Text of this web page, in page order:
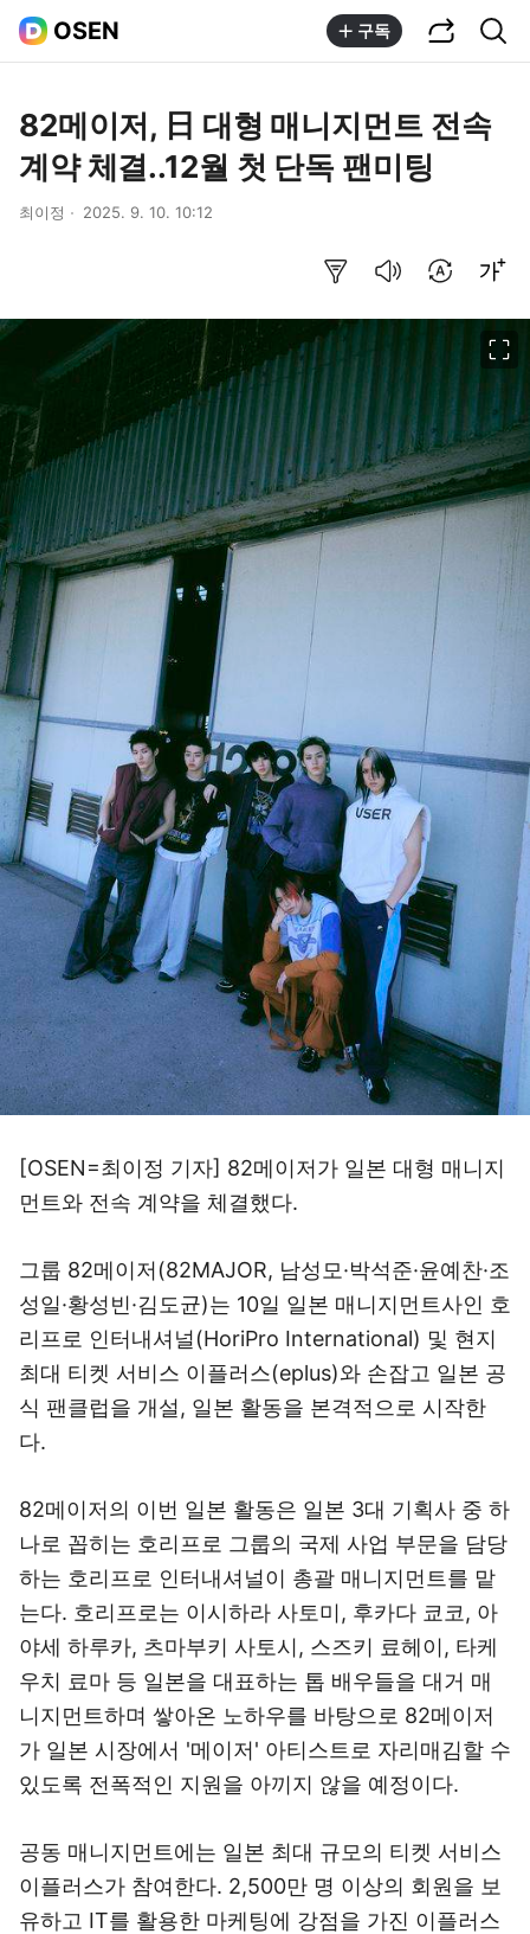
OSEN 구독
82메이저, 日 대형 매니지먼트 전속
계약 체결..12월 첫 단독 팬미팅
최이정 2025. 9. 10. 10:12
[OSEN=최이정 기자] 82메이저가 일본 대형 매니지
먼트와 전속 계약을 체결했다.
그룹 82메이저(82MAJOR, 남성모·박석준·윤예찬·조
성일·황성빈·김도균)는 10일 일본 매니지먼트사인 호
리프로 인터내셔널(HoriPro International) 및 현지
최대 티켓 서비스 이플러스(eplus)와 손잡고 일본 공
식 팬클럽을 개설, 일본 활동을 본격적으로 시작한
다.
82메이저의 이번 일본 활동은 일본 3대 기획사 중 하
나로 꼽히는 호리프로 그룹의 국제 사업 부문을 담당
하는 호리프로 인터내셔널이 총괄 매니지먼트를 맡
는다. 호리프로는 이시하라 사토미, 후카다 쿄코, 아
야세 하루카, 츠마부키 사토시, 스즈키 료헤이, 타케
우치 료마 등 일본을 대표하는 톱 배우들을 대거 매
니지먼트하며 쌓아온 노하우를 바탕으로 82메이저
가 일본 시장에서 '메이저' 아티스트로 자리매김할 수
있도록 전폭적인 지원을 아끼지 않을 예정이다.
공동 매니지먼트에는 일본 최대 규모의 티켓 서비스
이플러스가 참여한다. 2,500만 명 이상의 회원을 보
유하고 IT를 활용한 마케팅에 강점을 가진 이플러스